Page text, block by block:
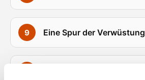
Eine Spur der Verwüstung